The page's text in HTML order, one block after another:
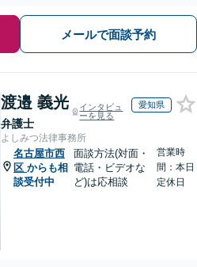
メールで面談予約
渡邉 義光
弁護士
インタビュ
ーを見る
愛知県
よしみつ法律事務所
名古屋市西
区 からも相
談受付中
面談方法(対面・
電話・ビデオな
ど)は応相談
営業時
間：本日
定休日